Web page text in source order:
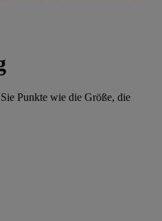
Punkte wie die Größe, die